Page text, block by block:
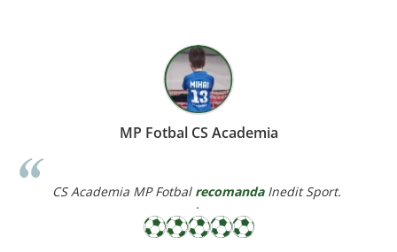
MP Fotbal CS Academia
MP FotbalrecomandaInedit Sport.